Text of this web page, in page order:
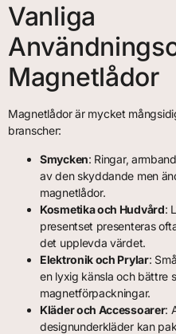
Vanliga
Magnetlådor
Magnetlådor är mycket
branscher:
Smycken: Ringar,
av den skyddande men
magnetlådor.
Kosmetika och Hudvård:
presentset presenteras
det upplevda värdet.
Elektronik och Prylar:
en lyxig känsla och bättre
magnetförpackningar.
Kläder och Accessoarer:
designunderkläder kan